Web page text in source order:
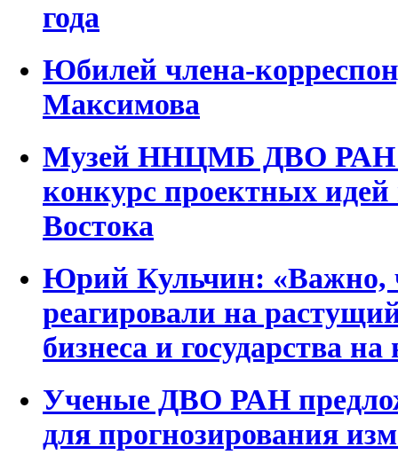
года
Юбилей члена-
Максимова
Музей ННЦМБ ДВО РАН
конкурс проектных идей
Востока
Юрий Кульчин: «Важно,
реагировали на
бизнеса и государства
Ученые ДВО РАН
для прогнозирования